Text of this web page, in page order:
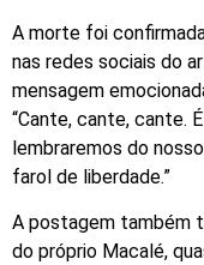
A morte foi
nas redes sociais do
mensagem
“Cante, cante, cante.
lembraremos do
farol de liberdade.”
A postagem também
do próprio Macalé,